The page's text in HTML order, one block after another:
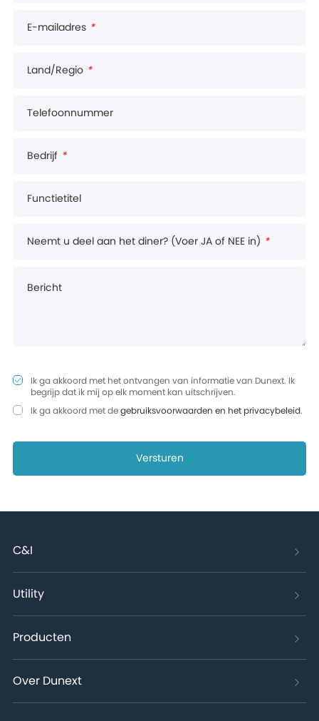
E-mailadres *
Land/Regio *
Telefoonnummer
Bedrijf *
Functietitel
Neemt u deel aan het diner? (Voer JA of NEE in) *
Bericht
Ik ga akkoord met het ontvangen van informatie van Dunext. Ik
begrijp dat ik mij op elk moment kan uitschrijven.
Ik ga akkoord met de gebruiksvoorwaarden en het privacybeleid.
Versturen
C&I
Utility
Producten
Over Dunext